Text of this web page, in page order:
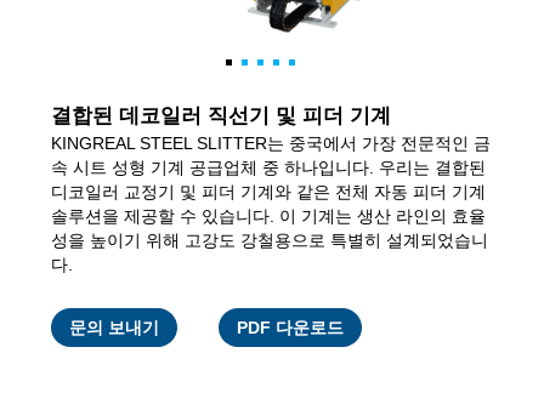
결합된 데코일러 직선기 및 피더 기계
KINGREAL STEEL SLITTER는 중국에서 가장 전문적인 금
속 시트 성형 기계 공급업체 중 하나입니다. 우리는 결합된
디코일러 교정기 및 피더 기계와 같은 전체 자동 피더 기계
솔루션을 제공할 수 있습니다. 이 기계는 생산 라인의 효율
성을 높이기 위해 고강도 강철용으로 특별히 설계되었습니
다.
문의 보내기 PDF 다운로드